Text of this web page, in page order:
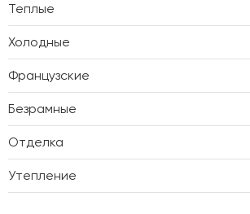
Теплые
Холодные
Французские
Безрамные
Отделка
Утепление